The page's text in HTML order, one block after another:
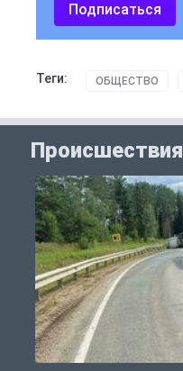
Подписаться
Теги: ОБЩЕСТВО
Происшествия